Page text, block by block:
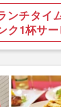
ンチタイ
ク1杯サ